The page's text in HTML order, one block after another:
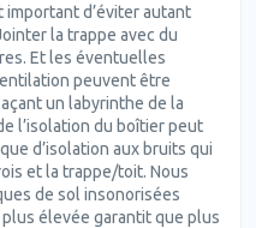
important d’éviter autant
la trappe avec du
Et les éventuelles
peuvent être
un labyrinthe de la
l’isolation du boîtier peut
d’isolation aux bruits qui
et la trappe/toit. Nous
de sol insonorisées
plus élevée garantit que plus